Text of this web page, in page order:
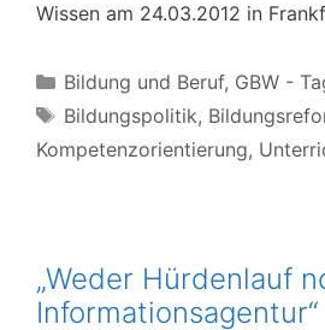
Wissen am 24.03.2012 in
Kategorien
Bildung und Beruf, GBW -
Schlagwörter
Bildungspolitik,
Kompetenzorientierung,
„Weder Hürdenlauf
Informationsagentur“